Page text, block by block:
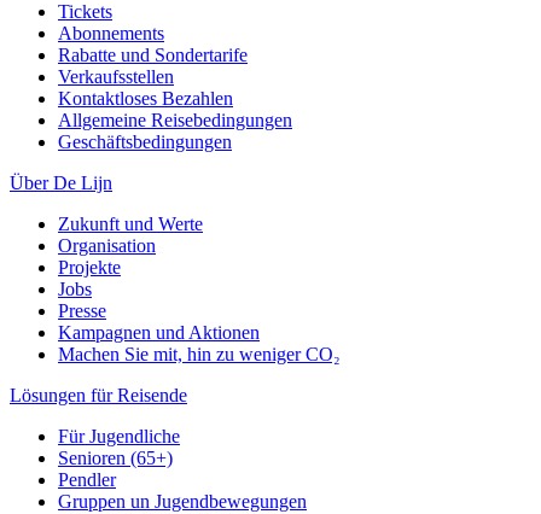
Tickets
Abonnements
Rabatte und Sondertarife
Verkaufsstellen
Kontaktloses Bezahlen
Allgemeine Reisebedingungen
Geschäftsbedingungen
Über De Lijn
Zukunft und Werte
Organisation
Projekte
Jobs
Presse
Kampagnen und Aktionen
Machen Sie mit, hin zu weniger CO₂
Lösungen für Reisende
Für Jugendliche
Senioren (65+)
Pendler
Gruppen un Jugendbewegungen